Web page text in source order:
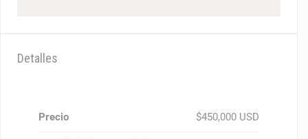
Detalles
Precio $450,000 USD